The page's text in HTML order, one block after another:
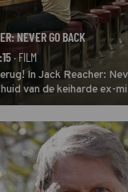
NEVER GO BACK
· FILM
In Jack Reacher:
van de keiharde ex-